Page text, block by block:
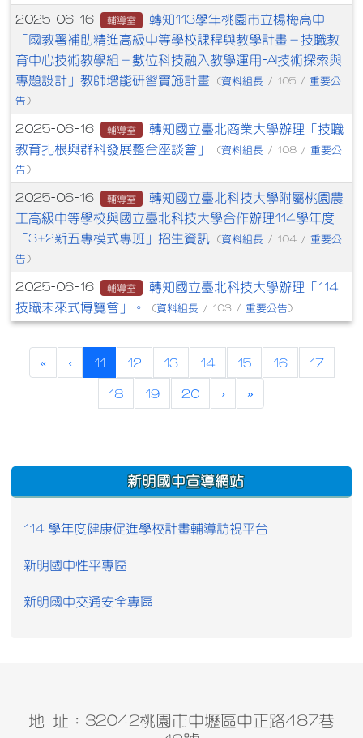
2025-06-16 輔導室
轉知113學年桃園市立楊梅高中
「國教署補助精進高級中等學校課程與教學計畫－技職教
育中心技術教學組－數位科技融入教學運用-AI技術探索與
專題設計」教師增能研習實施計畫
(資料組長 / 105 / 重要公
告 )
2025-06-16 輔導室
轉知國立臺北商業大學辦理「技職
教育扎根與群科發展整合座談會」
(資料組長 / 108 / 重要公
告 )
2025-06-16 輔導室
轉知國立臺北科技大學附屬桃園農
工高級中等學校與國立臺北科技大學合作辦理114學年度
「3+2新五專模式專班」招生資訊
(資料組長 / 104 / 重要公
告 )
2025-06-16 輔導室
轉知國立臺北科技大學辦理「114
技職未來式博覽會」。
(資料組長 / 103 / 重要公告 )
« ‹ 11(current)
12 13 14 15 16 17
18 19 20 › »
:::
新明國中宣導網站
114 學年度健康促進學校計畫輔導訪視平台
新明國中性平專區
新明國中交通安全專區
地 址：32042桃園市中壢區中正路487巷